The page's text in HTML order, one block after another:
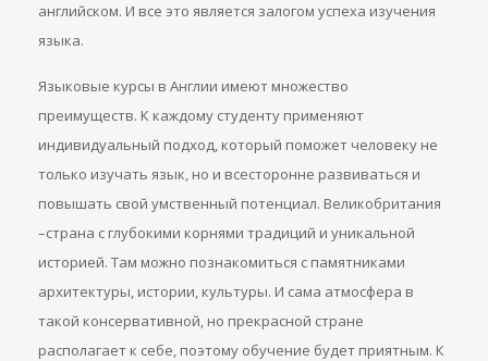
английском. И все это является залогом успеха изучения
языка.
Языковые курсы в Англии имеют множество
преимуществ. К каждому студенту применяют
индивидуальный подход, который поможет человеку не
только изучать язык, но и всесторонне развиваться и
повышать свой умственный потенциал. Великобритания
–страна с глубокими корнями традиций и уникальной
историей. Там можно познакомиться с памятниками
архитектуры, истории, культуры. И сама атмосфера в
такой консервативной, но прекрасной стране
располагает к себе, поэтому обучение будет приятным. К